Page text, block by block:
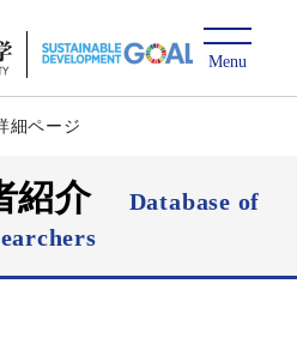
細ページ
紹介
Database of